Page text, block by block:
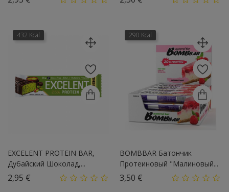
432 Kcal
EXCELENT PROTEIN BAR,
Дубайский Шоколад,...
2,95 €
290 Kcal
BOMBBAR Батончик
Протеиновый "Малиновый...
3,50 €